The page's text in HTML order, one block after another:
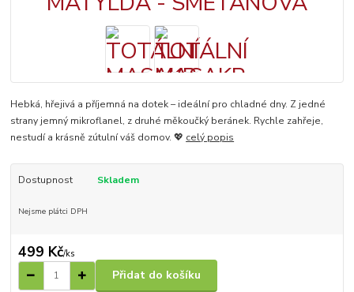
Hebká, hřejivá a příjemná na dotek – ideální pro chladné dny. Z jedné
strany jemný mikroflanel, z druhé měkoučký beránek. Rychle zahřeje,
nestudí a krásně zútulní váš domov. 💖 celý popis
Dostupnost Skladem
Nejsme plátci DPH
499 Kč/ks
Přidat do košíku